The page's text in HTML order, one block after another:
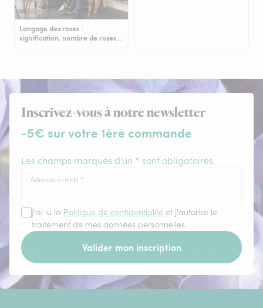
Langage des roses :
signification, nombre de roses…
Inscrivez-vous à notre newsletter
-5€ sur votre 1ère commande
Les champs marqués d'un * sont obligatoires.
Adresse e-mail *
J'ai lu la Politique de confidentialité et j'autorise le
traitement de mes données personnelles.
Valider mon inscription